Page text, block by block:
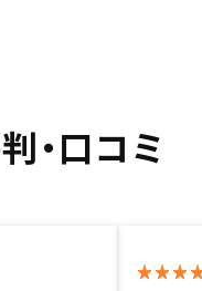
・口コミ